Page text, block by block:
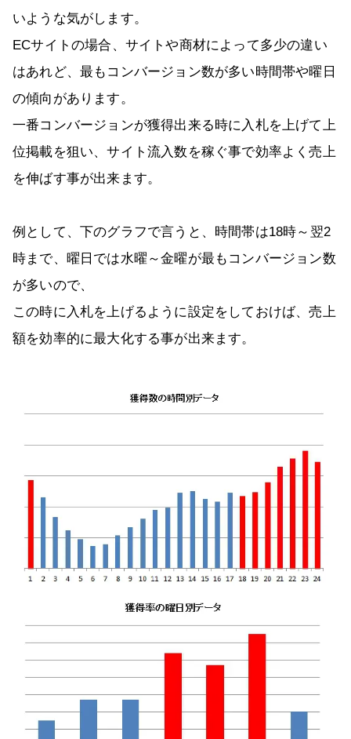
いような気がします。
ECサイトの場合、サイトや商材によって多少の違い
はあれど、最もコンバージョン数が多い時間帯や曜日
の傾向があります。
一番コンバージョンが獲得出来る時に入札を上げて上
位掲載を狙い、サイト流入数を稼ぐ事で効率よく売上
を伸ばす事が出来ます。
例として、下のグラフで言うと、時間帯は18時～翌2
時まで、曜日では水曜～金曜が最もコンバージョン数
が多いので、
この時に入札を上げるように設定をしておけば、売上
額を効率的に最大化する事が出来ます。